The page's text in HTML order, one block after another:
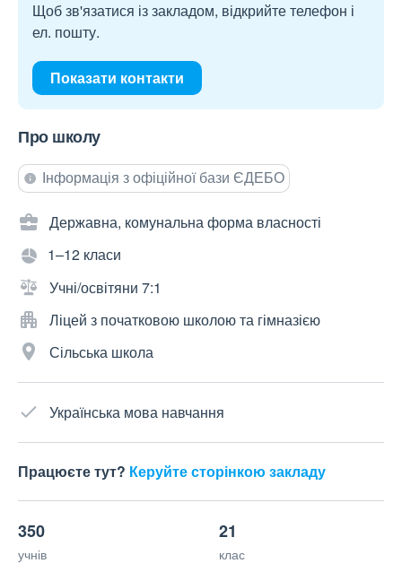
Щоб зв'язатися із закладом, відкрийте телефон і
ел. пошту.
Показати контакти
Про школу
Інформація з офіційної бази ЄДЕБО
Державна, комунальна форма власності
1–12 класи
Учні/освітяни 7:1
Ліцей з початковою школою та гімназією
Сільська школа
Українська мова навчання
Працюєте тут? Керуйте сторінкою закладу
350
учнів
21
клас